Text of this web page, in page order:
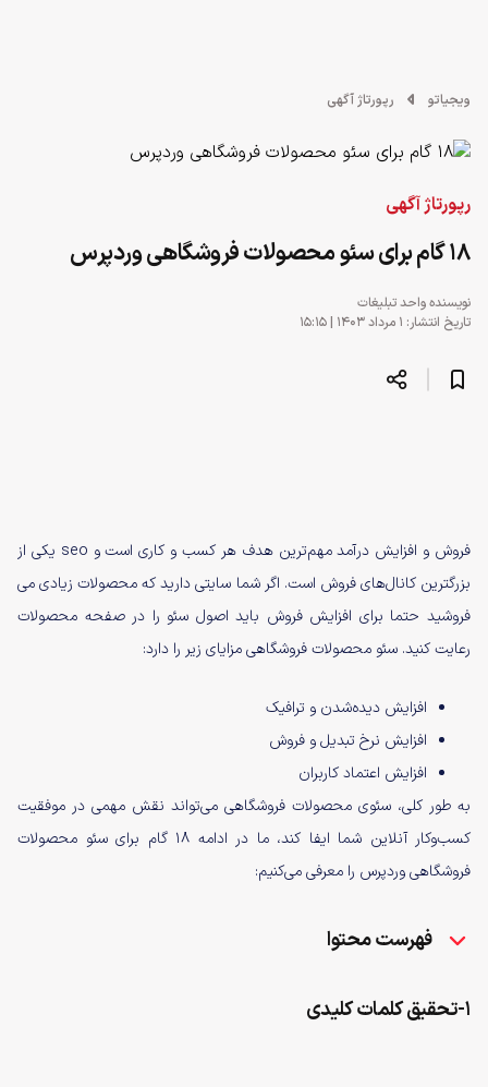
ویجیاتو رپورتاژ آگهی
رپورتاژ آگهی
18 گام برای سئو محصولات فروشگاهی وردپرس
نویسندهواحد تبلیغات
تاریخ انتشار: ۱ مرداد ۱۴۰۳ | ۱۵:۱۵
فروش و افزایش درآمد مهم‌ترین هدف هر کسب و کاری است و seo یکی از
بزرگترین کانال‌های فروش است. اگر شما سایتی دارید که محصولات زیادی می
فروشید حتما برای افزایش فروش باید اصول سئو را در صفحه محصولات
رعایت کنید. سئو محصولات فروشگاهی مزایای زیر را دارد:
افزایش دیده‌شدن و ترافیک
افزایش نرخ تبدیل و فروش
افزایش اعتماد کاربران
به طور کلی، سئوی محصولات فروشگاهی می‌تواند نقش مهمی در موفقیت
کسب‌وکار آنلاین شما ایفا کند، ما در ادامه 18 گام برای سئو محصولات
فروشگاهی وردپرس را معرفی می‌کنیم:
فهرست محتوا
1-تحقیق کلمات کلیدی